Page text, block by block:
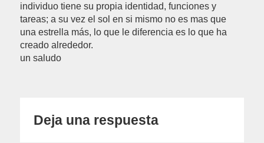
individuo tiene su propia identidad, funciones y
tareas; a su vez el sol en si mismo no es mas que
una estrella más, lo que le diferencia es lo que ha
creado alrededor.
un saludo
Deja una respuesta